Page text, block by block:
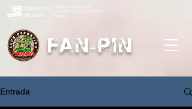
FAN-PIN
Entrada